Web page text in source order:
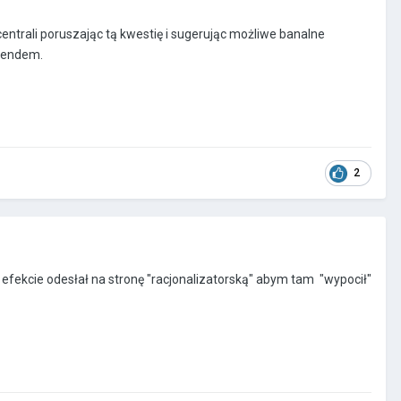
poruszając tą kwestię i sugerując możliwe banalne
2
odesłał na stronę "racjonalizatorską" abym tam "wypocił"